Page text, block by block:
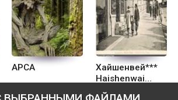
АРСА
Хайшенвей***
Haishenwai
Ученик